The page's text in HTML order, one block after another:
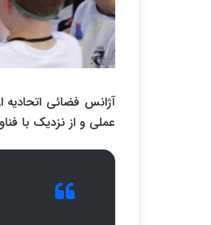
آژانس فضائی
عملی و از نزدیک با